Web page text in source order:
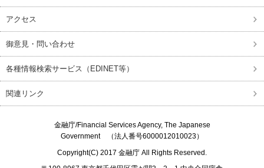
アクセス
御意見・問い合わせ
各種情報検索サービス（EDINET等）
関連リンク
金融庁/Financial Services Agency, The Japanese
Government（法人番号6000012010023）
Copyright(C) 2017 金融庁 All Rights Reserved.